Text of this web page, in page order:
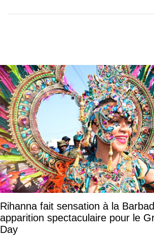
Rihanna fait sensation à la
apparition spectaculaire pour le
Day